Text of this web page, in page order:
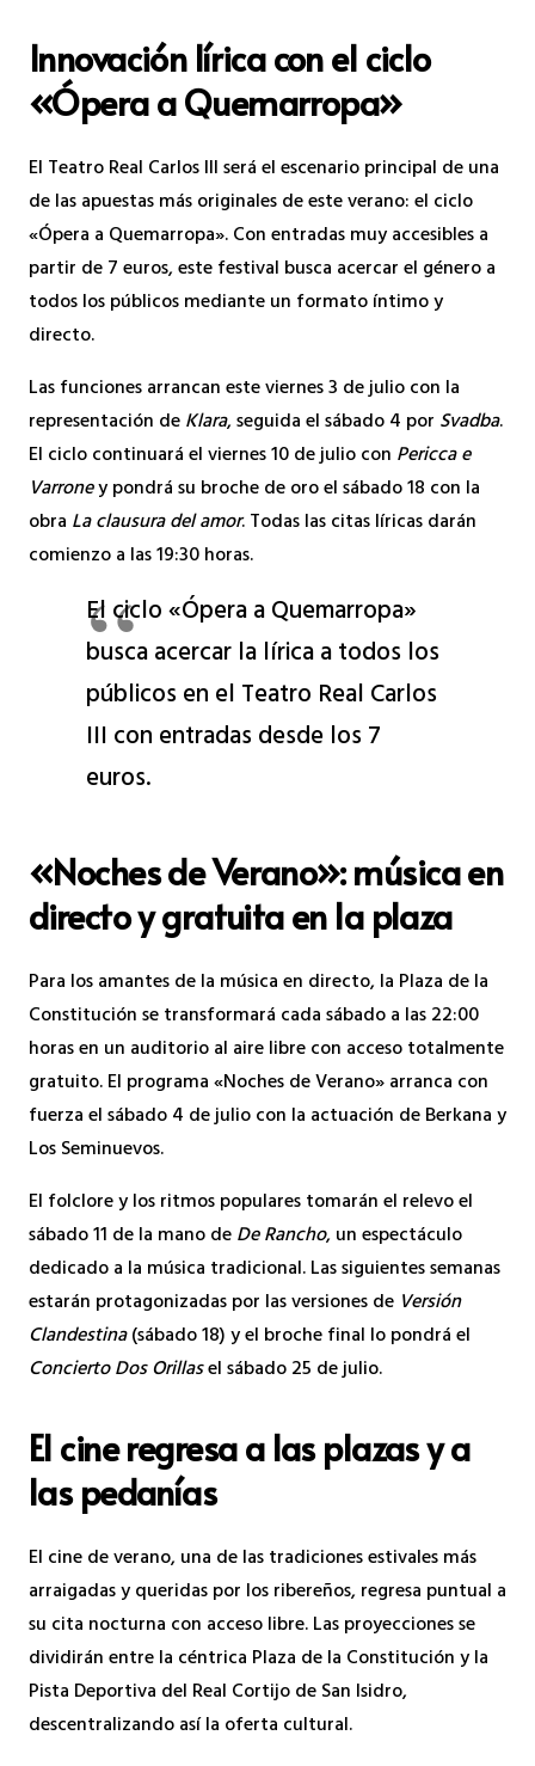
Innovación lírica con el ciclo
«Ópera a Quemarropa»
El Teatro Real Carlos III será el escenario principal de una
de las apuestas más originales de este verano: el ciclo
«Ópera a Quemarropa». Con entradas muy accesibles a
partir de 7 euros, este festival busca acercar el género a
todos los públicos mediante un formato íntimo y
directo.
Las funciones arrancan este viernes 3 de julio con la
representación deKlara, seguida el sábado 4 por Svadba.
El ciclo continuará el viernes 10 de julio con Pericca e
Varroney pondrá su broche de oro el sábado 18 con la
obra La clausura del amor. Todas las citas líricas darán
comienzo a las 19:30 horas.
El ciclo «Ópera a Quemarropa»
busca acercar la lírica a todos los
públicos en el Teatro Real Carlos
III con entradas desde los 7
euros.
«Noches de Verano»: música en
directo y gratuita en la plaza
Para los amantes de la música en directo, la Plaza de la
Constitución se transformará cada sábado a las 22:00
horas en un auditorio al aire libre con acceso totalmente
gratuito. El programa «Noches de Verano» arranca con
fuerza el sábado 4 de julio con la actuación de Berkana y
Los Seminuevos.
El folclore y los ritmos populares tomarán el relevo el
sábado 11 de la mano deDe Rancho, un espectáculo
dedicado a la música tradicional. Las siguientes semanas
estarán protagonizadas por las versiones de Versión
Clandestina(sábado 18) y el broche final lo pondrá el
Concierto Dos Orillasel sábado 25 de julio.
El cine regresa a las plazas y a
las pedanías
El cine de verano, una de las tradiciones estivales más
arraigadas y queridas por los ribereños, regresa puntual a
su cita nocturna con acceso libre. Las proyecciones se
dividirán entre la céntrica Plaza de la Constitución y la
Pista Deportiva del Real Cortijo de San Isidro,
descentralizando así la oferta cultural.